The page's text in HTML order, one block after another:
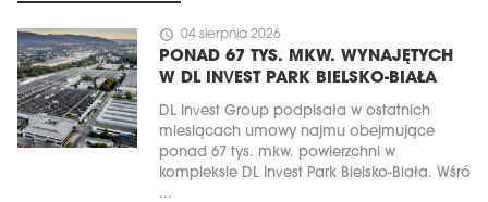
schedule 04 sierpnia 2026
PONAD 67 TYS. MKW. WYNAJĘTYCH
W DL INVEST PARK BIELSKO-BIAŁA
DL Invest Group podpisała w ostatnich
miesiącach umowy najmu obejmujące
ponad 67 tys. mkw. powierzchni w
kompleksie DL Invest Park Bielsko-Biała. Wśró
...